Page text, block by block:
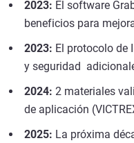
2023: El software
beneficios para
2023: El protocolo de
y seguridad
2024: 2 materiales
de aplicación
2025: La próxima